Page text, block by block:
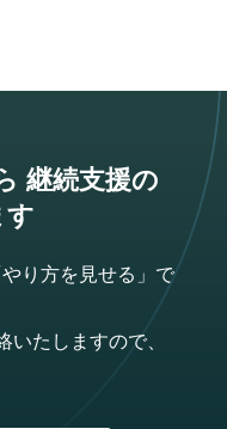
継続支援の
す
り方を見せる」で
いたしますので、